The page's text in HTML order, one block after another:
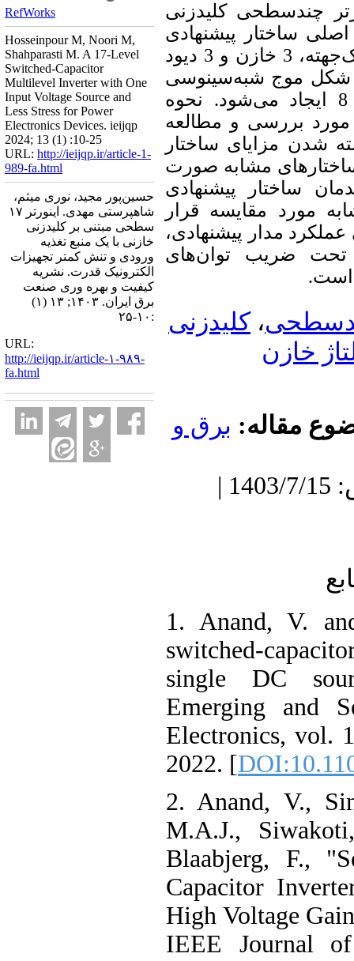
چندسطحی کلیدزنی
ساختار پیشنهادی
شامل منبع ورودی واحد، 13 کلید یک‌جهته، 3 خازن و 3 دیود
شکل موج شبه‌سینوسی
17 سطحی با ضریب بهره برابر 8 ایجاد می‌شود. نحوه
مورد بررسی و مطالعه
شدن مزایای ساختار
مشابه صورت
ساختار پیشنهادی
مورد مقایسه قرار
مدار پیشنهادی،
تحت ضریب توان‌های
است.
،کلیدزنی
خازن
مقاله: برق و
دریافت: 1402/12/6 | پذیرش: 1403/7/15 |
1. Anand, V.
switched-
single DC
Emerging and
Electronics, vol.
2022. [
2. Anand, V.,
M.A.J.,
Blaabjerg, F.,
Capacitor
High Voltage
IEEE Journal
RefWorks
Hosseinpour M, Noori M,
Shahparasti M. A 17-Level
Switched-Capacitor
Multilevel Inverter with One
Input Voltage Source and
Less Stress for Power
Electronics Devices. ieijqp
2024; 13 (1) :10-25
URL: http://ieijqp.ir/article-1-
989-fa.html
حسین‌پور مجید، نوری میثم،
شاهپرستی مهدی. اینورتر ۱۷
سطحی مبتنی بر کلیدزنی
خازنی با یک منبع تغذیه
ورودی و تنش کمتر تجهیزات
الکترونیک قدرت. نشریه
کیفیت و بهره وری صنعت
برق ایران. ۱۴۰۳; ۱۳ (۱)
:۱۰-۲۵
URL:
http://ieijqp.ir/article-۱-۹۸۹-
fa.html